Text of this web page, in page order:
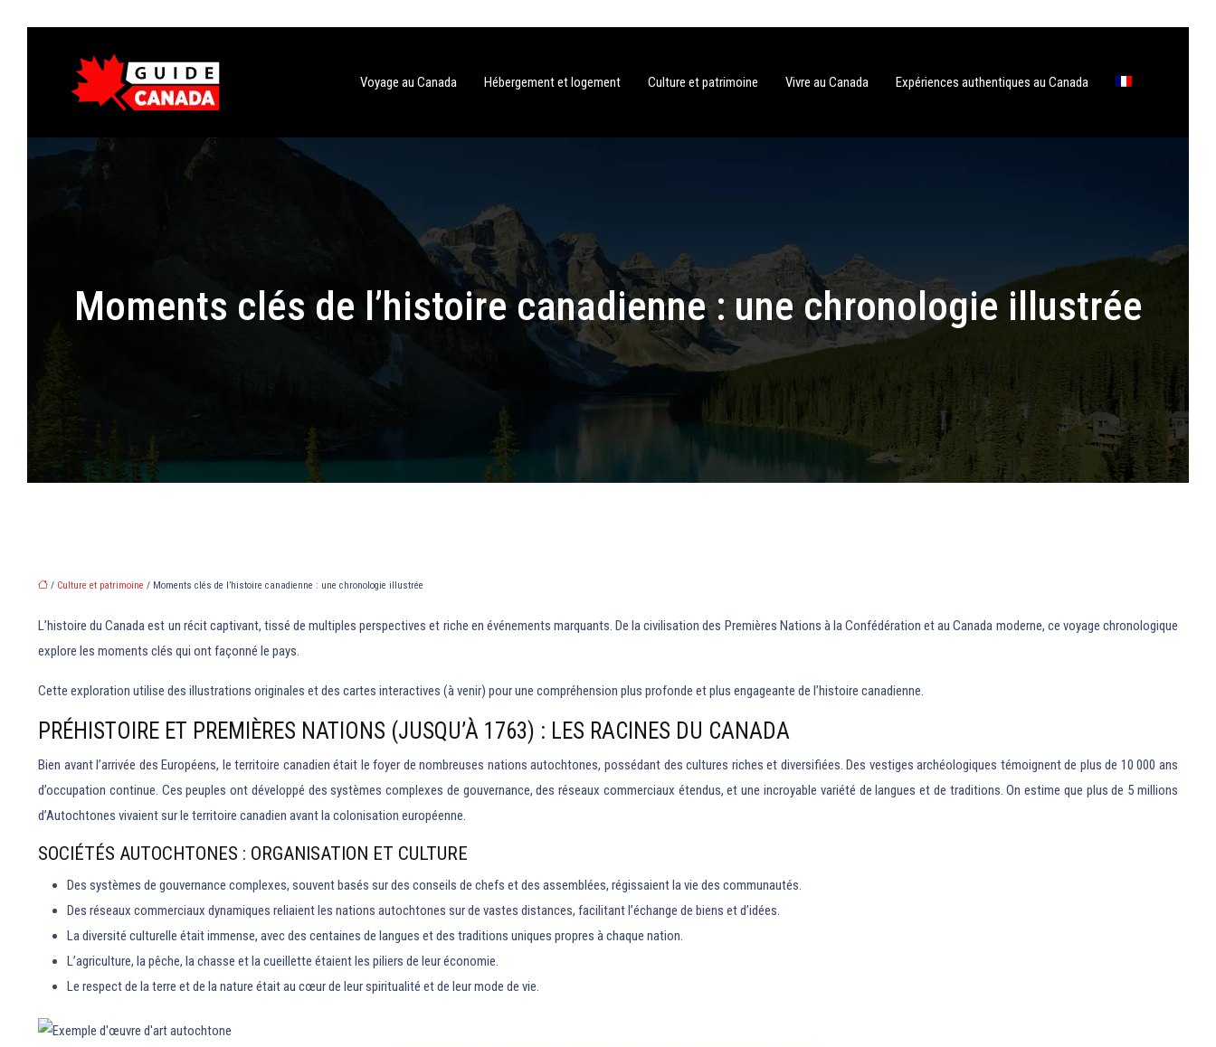
Voyage au Canada Hébergement et logement Culture et patrimoine Vivre au Canada Expériences authentiques au Canada
Moments clés de l’histoire canadienne : une chronologie illustrée
/ Culture et patrimoine / Moments clés de l’histoire canadienne : une chronologie illustrée
L’histoire du Canada est un récit captivant, tissé de multiples perspectives et riche en événements marquants. De la civilisation des Premières Nations à la Confédération et au Canada moderne, ce voyage chronologique
explore les moments clés qui ont façonné le pays.
Cette exploration utilise des illustrations originales et des cartes interactives (à venir) pour une compréhension plus profonde et plus engageante de l’histoire canadienne.
PRÉHISTOIRE ET PREMIÈRES NATIONS (JUSQU’À 1763) : LES RACINES DU CANADA
Bien avant l’arrivée des Européens, le territoire canadien était le foyer de nombreuses nations autochtones, possédant des cultures riches et diversifiées. Des vestiges archéologiques témoignent de plus de 10 000 ans
d’occupation continue. Ces peuples ont développé des systèmes complexes de gouvernance, des réseaux commerciaux étendus, et une incroyable variété de langues et de traditions. On estime que plus de 5 millions
d’Autochtones vivaient sur le territoire canadien avant la colonisation européenne.
SOCIÉTÉS AUTOCHTONES : ORGANISATION ET CULTURE
Des systèmes de gouvernance complexes, souvent basés sur des conseils de chefs et des assemblées, régissaient la vie des communautés.
Des réseaux commerciaux dynamiques reliaient les nations autochtones sur de vastes distances, facilitant l’échange de biens et d’idées.
La diversité culturelle était immense, avec des centaines de langues et des traditions uniques propres à chaque nation.
L’agriculture, la pêche, la chasse et la cueillette étaient les piliers de leur économie.
Le respect de la terre et de la nature était au cœur de leur spiritualité et de leur mode de vie.